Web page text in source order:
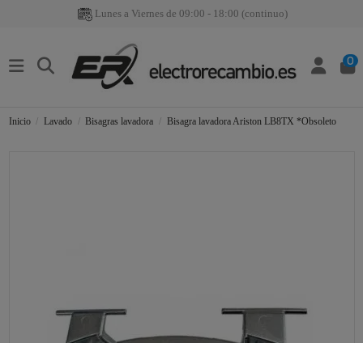
Lunes a Viernes de 09:00 - 18:00 (continuo)
0
Inicio Lavado Bisagras lavadora Bisagra lavadora Ariston LB8TX *Obsoleto